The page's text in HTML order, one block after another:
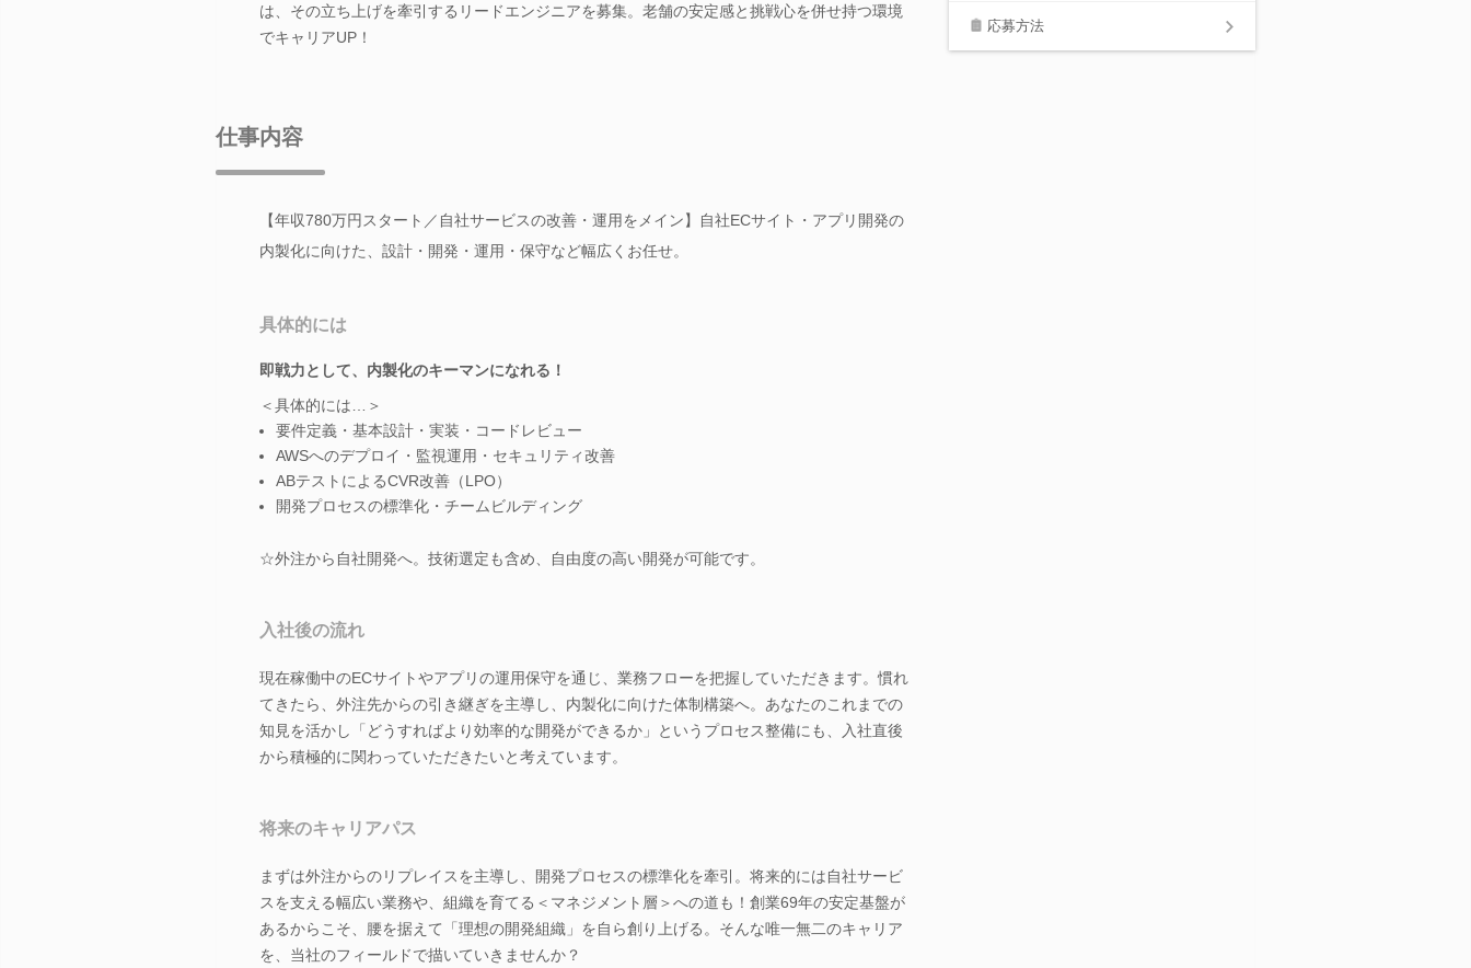
は、その立ち上げを牽引するリードエンジニアを募集。老舗の安定感と挑戦心を併せ持つ環境
でキャリアUP！
仕事内容
【年収780万円スタート／自社サービスの改善・運用をメイン】自社ECサイト・アプリ開発の
内製化に向けた、設計・開発・運用・保守など幅広くお任せ。
具体的には
即戦力として、内製化のキーマンになれる！
＜具体的には…＞
要件定義・基本設計・実装・コードレビュー
AWSへのデプロイ・監視運用・セキュリティ改善
ABテストによるCVR改善（LPO）
開発プロセスの標準化・チームビルディング
☆外注から自社開発へ。技術選定も含め、自由度の高い開発が可能です。
入社後の流れ
現在稼働中のECサイトやアプリの運用保守を通じ、業務フローを把握していただきます。慣れ
てきたら、外注先からの引き継ぎを主導し、内製化に向けた体制構築へ。あなたのこれまでの
知見を活かし「どうすればより効率的な開発ができるか」というプロセス整備にも、入社直後
から積極的に関わっていただきたいと考えています。
将来のキャリアパス
まずは外注からのリプレイスを主導し、開発プロセスの標準化を牽引。将来的には自社サービ
スを支える幅広い業務や、組織を育てる＜マネジメント層＞への道も！創業69年の安定基盤が
あるからこそ、腰を据えて「理想の開発組織」を自ら創り上げる。そんな唯一無二のキャリア
を、当社のフィールドで描いていきませんか？
応募方法